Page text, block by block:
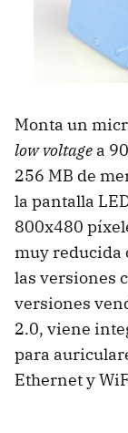
Monta un
low voltage a
256 MB de
la pantalla
800x480
muy reducida
las versiones
versiones
2.0, viene
para
Ethernet y